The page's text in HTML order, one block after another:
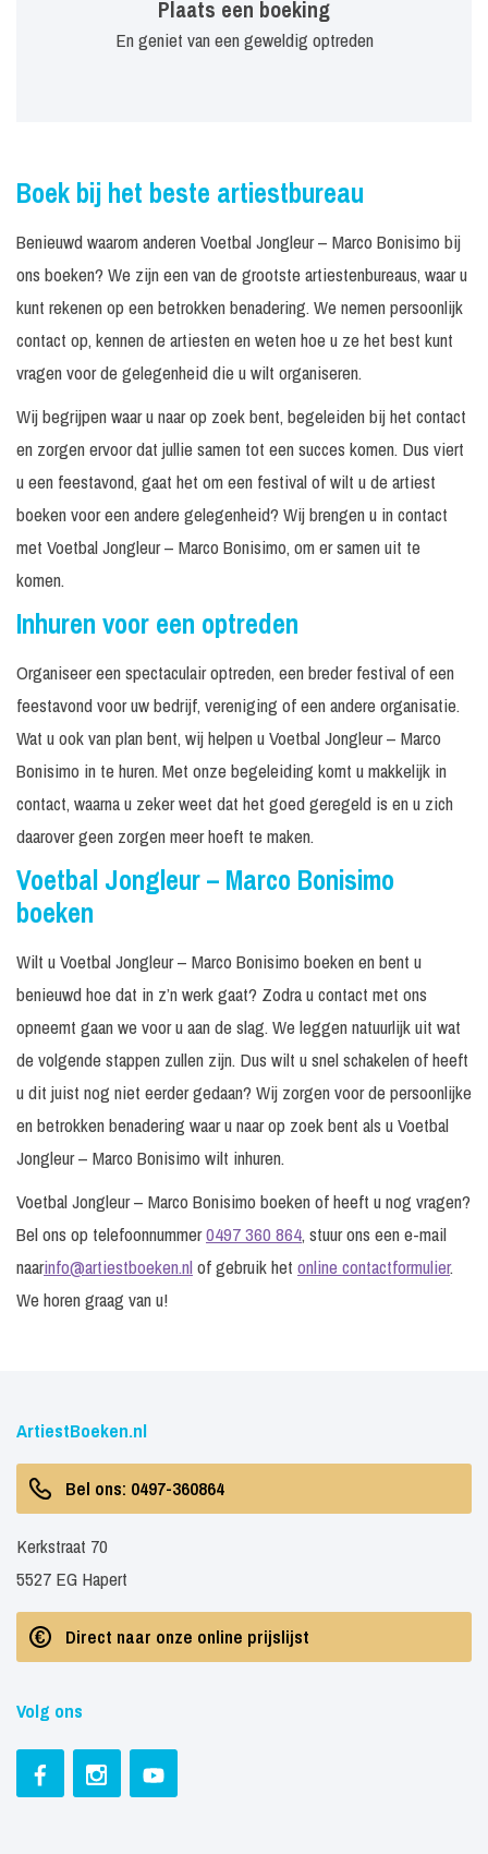
Plaats een boeking
En geniet van een geweldig optreden
Boek bij het beste artiestbureau
Benieuwd waarom anderen Voetbal Jongleur – Marco Bonisimo bij
ons boeken? We zijn een van de grootste artiestenbureaus, waar u
kunt rekenen op een betrokken benadering. We nemen persoonlijk
contact op, kennen de artiesten en weten hoe u ze het best kunt
vragen voor de gelegenheid die u wilt organiseren.
Wij begrijpen waar u naar op zoek bent, begeleiden bij het contact
en zorgen ervoor dat jullie samen tot een succes komen. Dus viert
u een feestavond, gaat het om een festival of wilt u de artiest
boeken voor een andere gelegenheid? Wij brengen u in contact
met Voetbal Jongleur – Marco Bonisimo, om er samen uit te
komen.
Inhuren voor een optreden
Organiseer een spectaculair optreden, een breder festival of een
feestavond voor uw bedrijf, vereniging of een andere organisatie.
Wat u ook van plan bent, wij helpen u Voetbal Jongleur – Marco
Bonisimo in te huren. Met onze begeleiding komt u makkelijk in
contact, waarna u zeker weet dat het goed geregeld is en u zich
daarover geen zorgen meer hoeft te maken.
Voetbal Jongleur – Marco Bonisimo
boeken
Wilt u Voetbal Jongleur – Marco Bonisimo boeken en bent u
benieuwd hoe dat in z’n werk gaat? Zodra u contact met ons
opneemt gaan we voor u aan de slag. We leggen natuurlijk uit wat
de volgende stappen zullen zijn. Dus wilt u snel schakelen of heeft
u dit juist nog niet eerder gedaan? Wij zorgen voor de persoonlijke
en betrokken benadering waar u naar op zoek bent als u Voetbal
Jongleur – Marco Bonisimo wilt inhuren.
Voetbal Jongleur – Marco Bonisimo boeken of heeft u nog vragen?
Bel ons op telefoonnummer0497 360 864, stuur ons een e-mail
naarinfo@artiestboeken.nlof gebruik het online contactformulier.
We horen graag van u!
ArtiestBoeken.nl
Bel ons: 0497-360864
Kerkstraat 70
5527 EG Hapert
Direct naar onze online prijslijst
Volg ons